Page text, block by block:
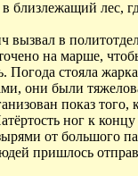
близлежащий
в
на марше,
стояла
они были
показ
ног к
от большого
пришлось